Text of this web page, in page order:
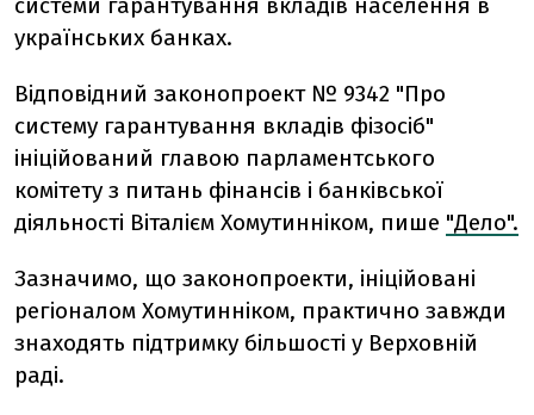
українських банках.
Відповідний законопроект № 9342 "Про
систему гарантування вкладів фізосіб"
ініційований главою парламентського
комітету з питань фінансів і банківської
діяльності Віталієм Хомутинніком, пише "Дело".
Зазначимо, що законопроекти, ініційовані
регіоналом Хомутинніком, практично завжди
знаходять підтримку більшості у Верховній
раді.